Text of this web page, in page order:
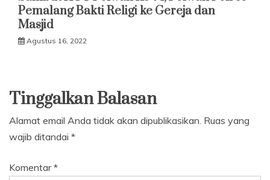
Pemalang Bakti Religi ke Gereja dan
Masjid
Agustus 16, 2022
Tinggalkan Balasan
Alamat email Anda tidak akan dipublikasikan. Ruas yang
wajib ditandai *
Komentar*